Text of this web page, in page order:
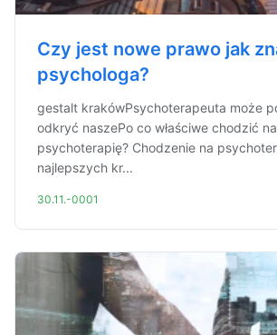
Czy jest nowe prawo jak
psychologa?
gestalt krakówPsychoterapeuta może
odkryć naszePo co właściwe chodzić na
psychoterapię? Chodzenie na
najlepszych kr...
30.11.-0001